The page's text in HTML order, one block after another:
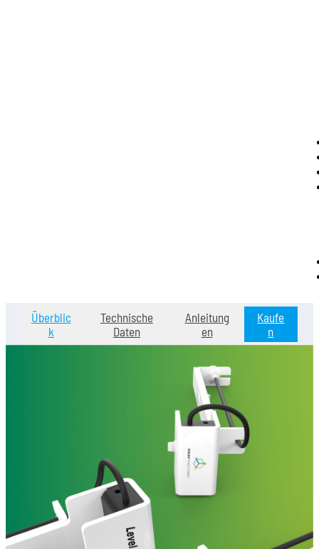
Überblic
k
Technische
Daten
Anleitung
en
Kaufe
n